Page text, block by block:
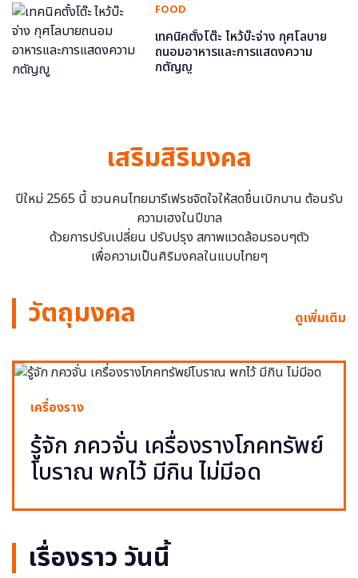
FOOD
เทคนิคตั้งโต๊ะ ไหว้บ๊ะจ่าง กุศโลบาย
ถนอมอาหารและการแสดงความ
กตัญญู
เสริมสิริมงคล
ปีใหม่ 2565 นี้ ชวนคนไทยมารีเฟรชจิตใจให้สดชื่นเบิกบาน ต้อนรับ
ความเฮงในปีขาล
ด้วยการปรับเปลี่ยน ปรับปรุง สภาพแวดล้อมรอบๆตัว
เพื่อความเป็นศิริมงคลในแบบไทยๆ
วัตถุมงคล ดูเพิ่มเติม
เครื่องราง
รู้จัก ภควจั่น เครื่องรางโภคทรัพย์
โบราณ พกไว้ มีกิน ไม่มีอด
เรื่องราว วันนี้